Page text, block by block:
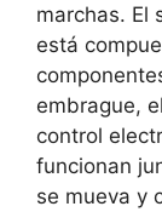
marchas. El
está
embrague,
control
funcionan
se mueva y